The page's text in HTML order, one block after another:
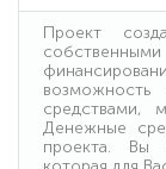
Проект
средствами,
Денежные
проекта. Вы